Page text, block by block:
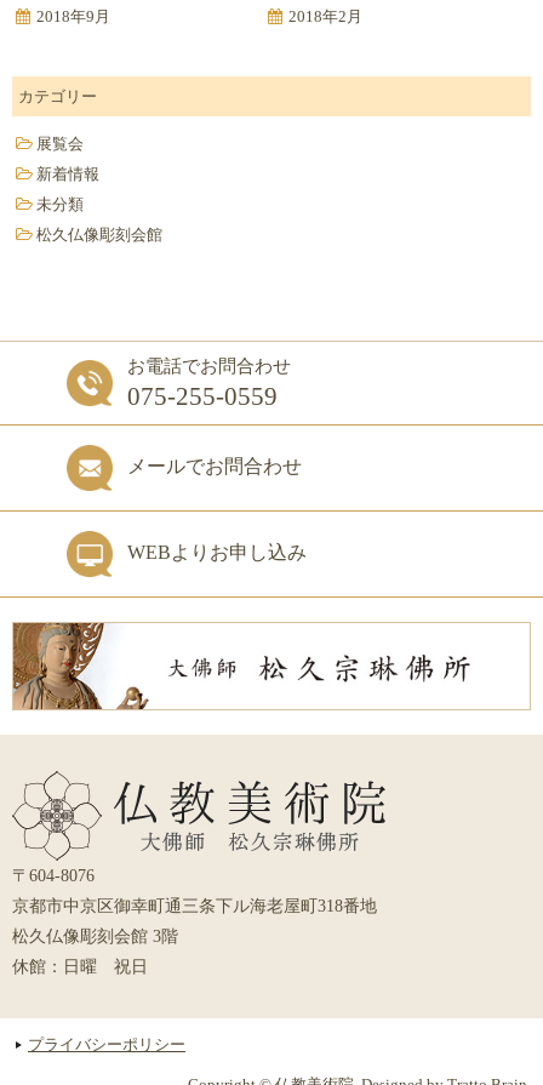
2018年9月
2018年2月
カテゴリー
展覧会
新着情報
未分類
松久仏像彫刻会館
お電話でお問合わせ
075-255-0559
メールでお問合わせ
WEBよりお申し込み
〒604-8076
京都市中京区御幸町通三条下ル海老屋町318番地
松久仏像彫刻会館 3階
休館：日曜 祝日
プライバシーポリシー